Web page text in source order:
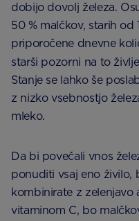
dobijo dovolj železa.
50 % malčkov, starih od
priporočene dnevne
starši pozorni na to
Stanje se lahko še
z nizko vsebnostjo
mleko.
Da bi povečali vnos
ponuditi vsaj eno živilo,
kombinirate z zelenjavo
vitaminom C, bo